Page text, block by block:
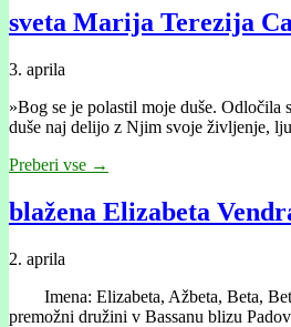
sveta Marija Terezija
3. aprila
»Bog se je polastil moje duše. Odločila
duše naj delijo z Njim svoje življenje,
Preberi vse →
blažena Elizabeta
2. aprila
Imena: Elizabeta, Ažbeta, Beta,
premožni družini v Bassanu blizu